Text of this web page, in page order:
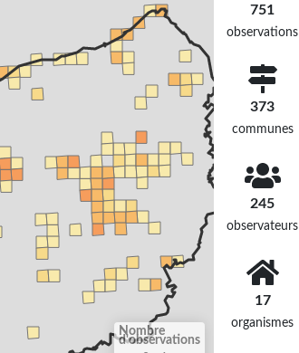
Nombre
d'observations
751
observations
373
communes
245
observateurs
17
organismes